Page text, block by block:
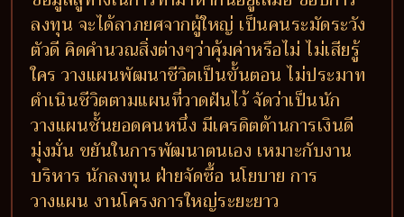
ลงทุน จะได้ลาภยศจากผู้ใหญ่ เป็นคนระมัดระวัง
ตัวดี คิดคำนวณสิ่งต่างๆว่าคุ้มค่าหรือไม่ ไม่เสียรู้
ใคร วางแผนพัฒนาชีวิตเป็นขั้นตอน ไม่ประมาท
ดำเนินชีวิตตามแผนที่วาดฝันไว้ จัดว่าเป็นนัก
วางแผนชั้นยอดคนหนึ่ง มีเครดิตด้านการเงินดี
มุ่งมั่น ขยันในการพัฒนาตนเอง เหมาะกับงาน
บริหาร นักลงทุน ฝ่ายจัดซื้อ นโยบาย การ
วางแผน งานโครงการใหญ่ระยะยาว